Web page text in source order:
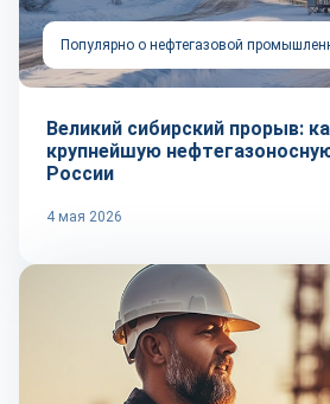
Популярно о нефтегазовой
Великий сибирский прорыв:
крупнейшую
России
4 мая 2026